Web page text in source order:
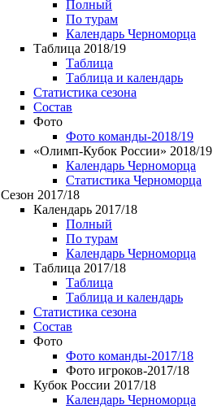
Полный
По турам
Календарь Черноморца
Таблица 2018/19
Таблица
Таблица и календарь
Статистика сезона
Состав
Фото
Фото команды-2018/19
«Олимп-Кубок России» 2018/19
Календарь Черноморца
Статистика Черноморца
Сезон 2017/18
Календарь 2017/18
Полный
По турам
Календарь Черноморца
Таблица 2017/18
Таблица
Таблица и календарь
Статистика сезона
Состав
Фото
Фото команды-2017/18
Фото игроков-2017/18
Кубок России 2017/18
Календарь Черноморца